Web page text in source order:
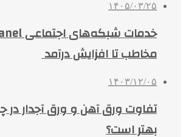
۱۴۰۵/۰۳/۲۵
مخاطب تا افزایش درآمد
۱۴۰۳/۱۲/۰۵
تفاوت ورق آهن و ورق آجدار
بهتر است؟